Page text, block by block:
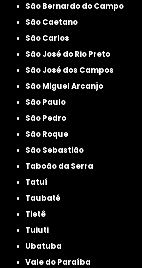
São Bernardo do Campo
São Caetano
São Carlos
São José do Rio Preto
São José dos Campos
São Miguel Arcanjo
São Paulo
São Pedro
São Roque
São Sebastião
Taboão da Serra
Tatuí
Taubaté
Tietê
Tuiuti
Ubatuba
Vale do Paraíba